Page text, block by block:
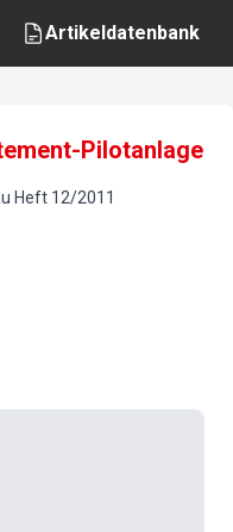
Artikeldatenbank
Pilotanlage
Heft 12/2011